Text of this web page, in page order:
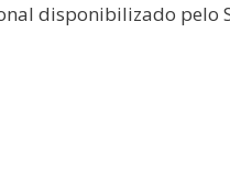
disponibilizado pelo